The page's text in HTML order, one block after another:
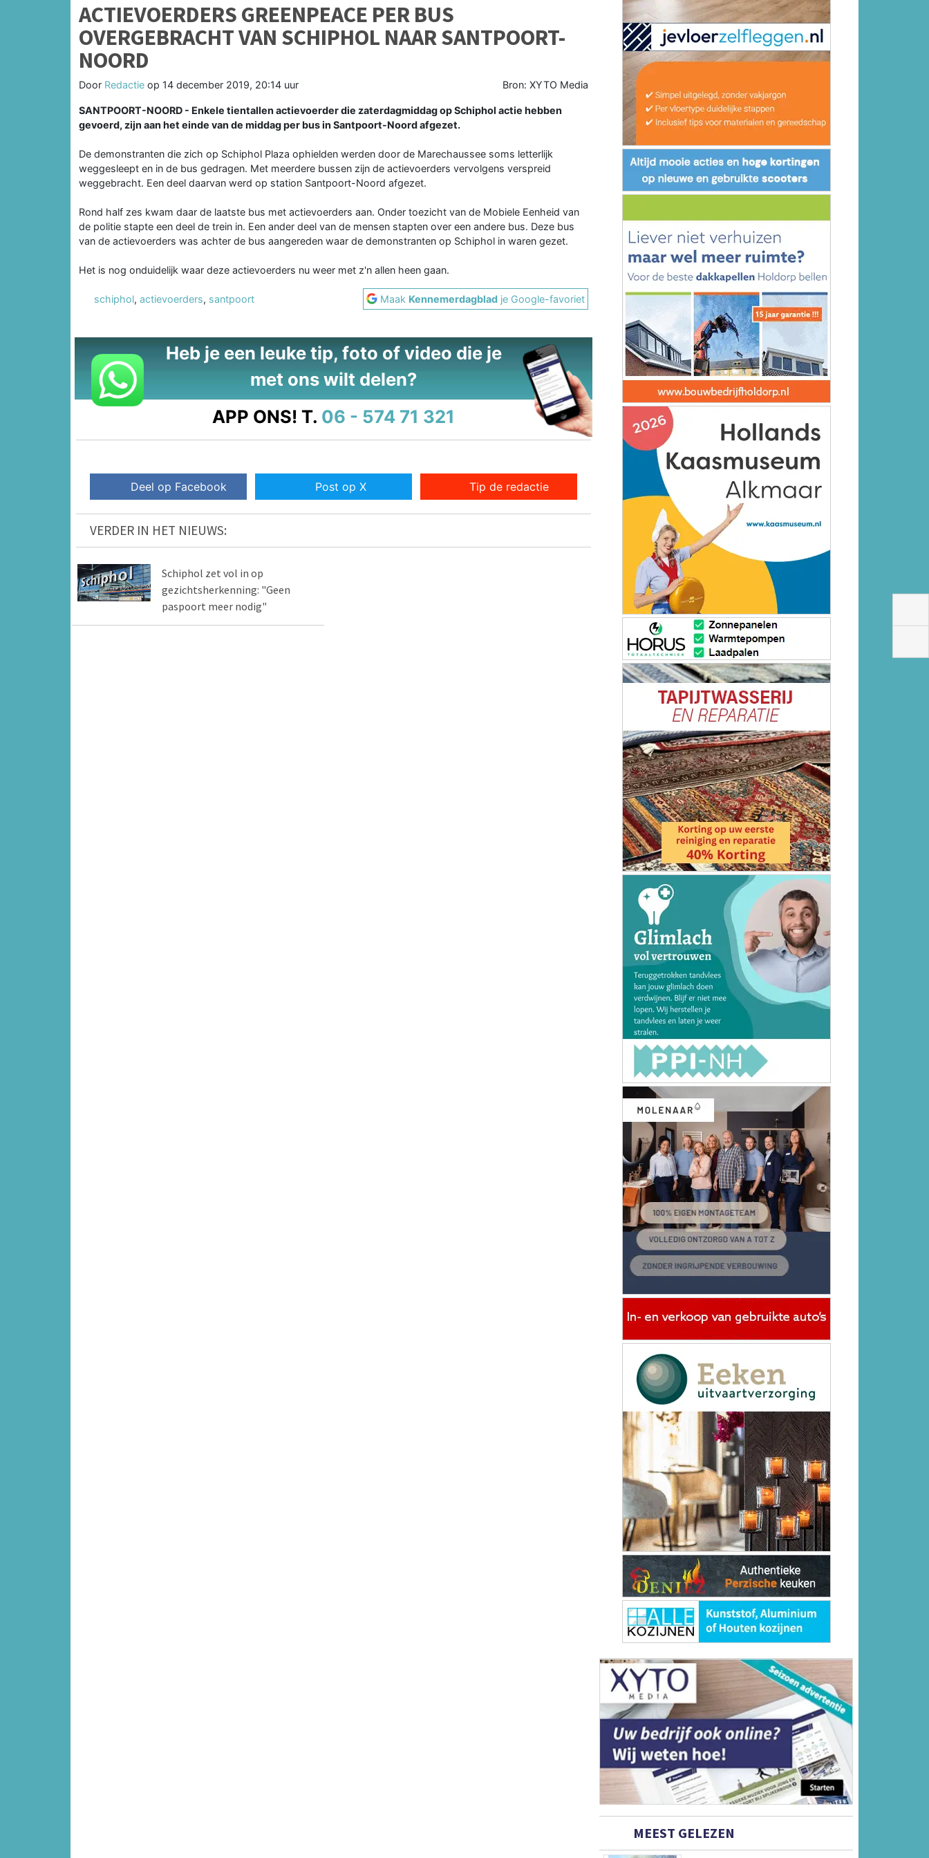
ACTIEVOERDERS GREENPEACE PER BUS
OVERGEBRACHT VAN SCHIPHOL NAAR SANTPOORT-
NOORD
Door Redactie op 14 december 2019, 20:14 uur Bron: XYTO Media
SANTPOORT-NOORD - Enkele tientallen actievoerder die zaterdagmiddag op Schiphol actie hebben
gevoerd, zijn aan het einde van de middag per bus in Santpoort-Noord afgezet.
De demonstranten die zich op Schiphol Plaza ophielden werden door de Marechaussee soms letterlijk
weggesleept en in de bus gedragen. Met meerdere bussen zijn de actievoerders vervolgens verspreid
weggebracht. Een deel daarvan werd op station Santpoort-Noord afgezet.
Rond half zes kwam daar de laatste bus met actievoerders aan. Onder toezicht van de Mobiele Eenheid van
de politie stapte een deel de trein in. Een ander deel van de mensen stapten over een andere bus. Deze bus
van de actievoerders was achter de bus aangereden waar de demonstranten op Schiphol in waren gezet.
Het is nog onduidelijk waar deze actievoerders nu weer met z'n allen heen gaan.
schiphol, actievoerders, santpoort Maak Kennemerdagblad je Google-favoriet
Heb je een leuke tip, foto of video die je
met ons wilt delen?
APP ONS! T. 06 - 574 71 321
Deel op Facebook Post op X Tip de redactie
VERDER IN HET NIEUWS:
Schiphol zet vol in op
gezichtsherkenning: "Geen
paspoort meer nodig"
MEEST GELEZEN